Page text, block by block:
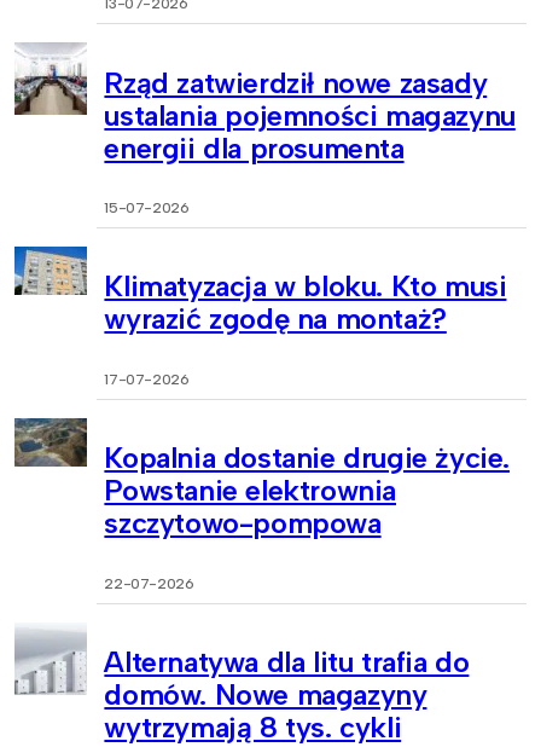
13-07-2026
Rząd zatwierdził nowe zasady
ustalania pojemności magazynu
energii dla prosumenta
15-07-2026
Klimatyzacja w bloku. Kto musi
wyrazić zgodę na montaż?
17-07-2026
Kopalnia dostanie drugie życie.
Powstanie elektrownia
szczytowo-pompowa
22-07-2026
Alternatywa dla litu trafia do
domów. Nowe magazyny
wytrzymają 8 tys. cykli